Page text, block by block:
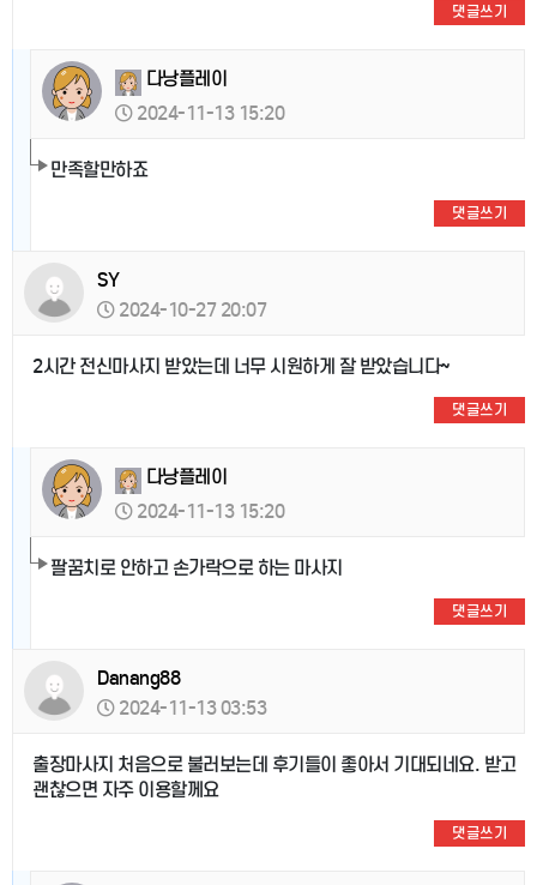
댓글쓰기
다낭플레이
2024-11-13 15:20
만족할만하죠
댓글쓰기
SY
2024-10-27 20:07
2시간 전신마사지 받았는데 너무 시원하게 잘 받았습니다~
댓글쓰기
다낭플레이
2024-11-13 15:20
팔꿈치로 안하고 손가락으로 하는 마사지
댓글쓰기
Danang88
2024-11-13 03:53
출장마사지 처음으로 불러보는데 후기들이 좋아서 기대되네요. 받고
괜찮으면 자주 이용할께요
댓글쓰기